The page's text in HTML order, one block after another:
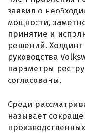
заявил о
мощности,
принятие и
решений.
руководства
параметры
согласованы.
Среди
называет